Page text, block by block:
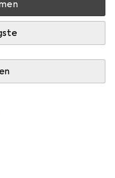
verfügbar
Lieferzeit